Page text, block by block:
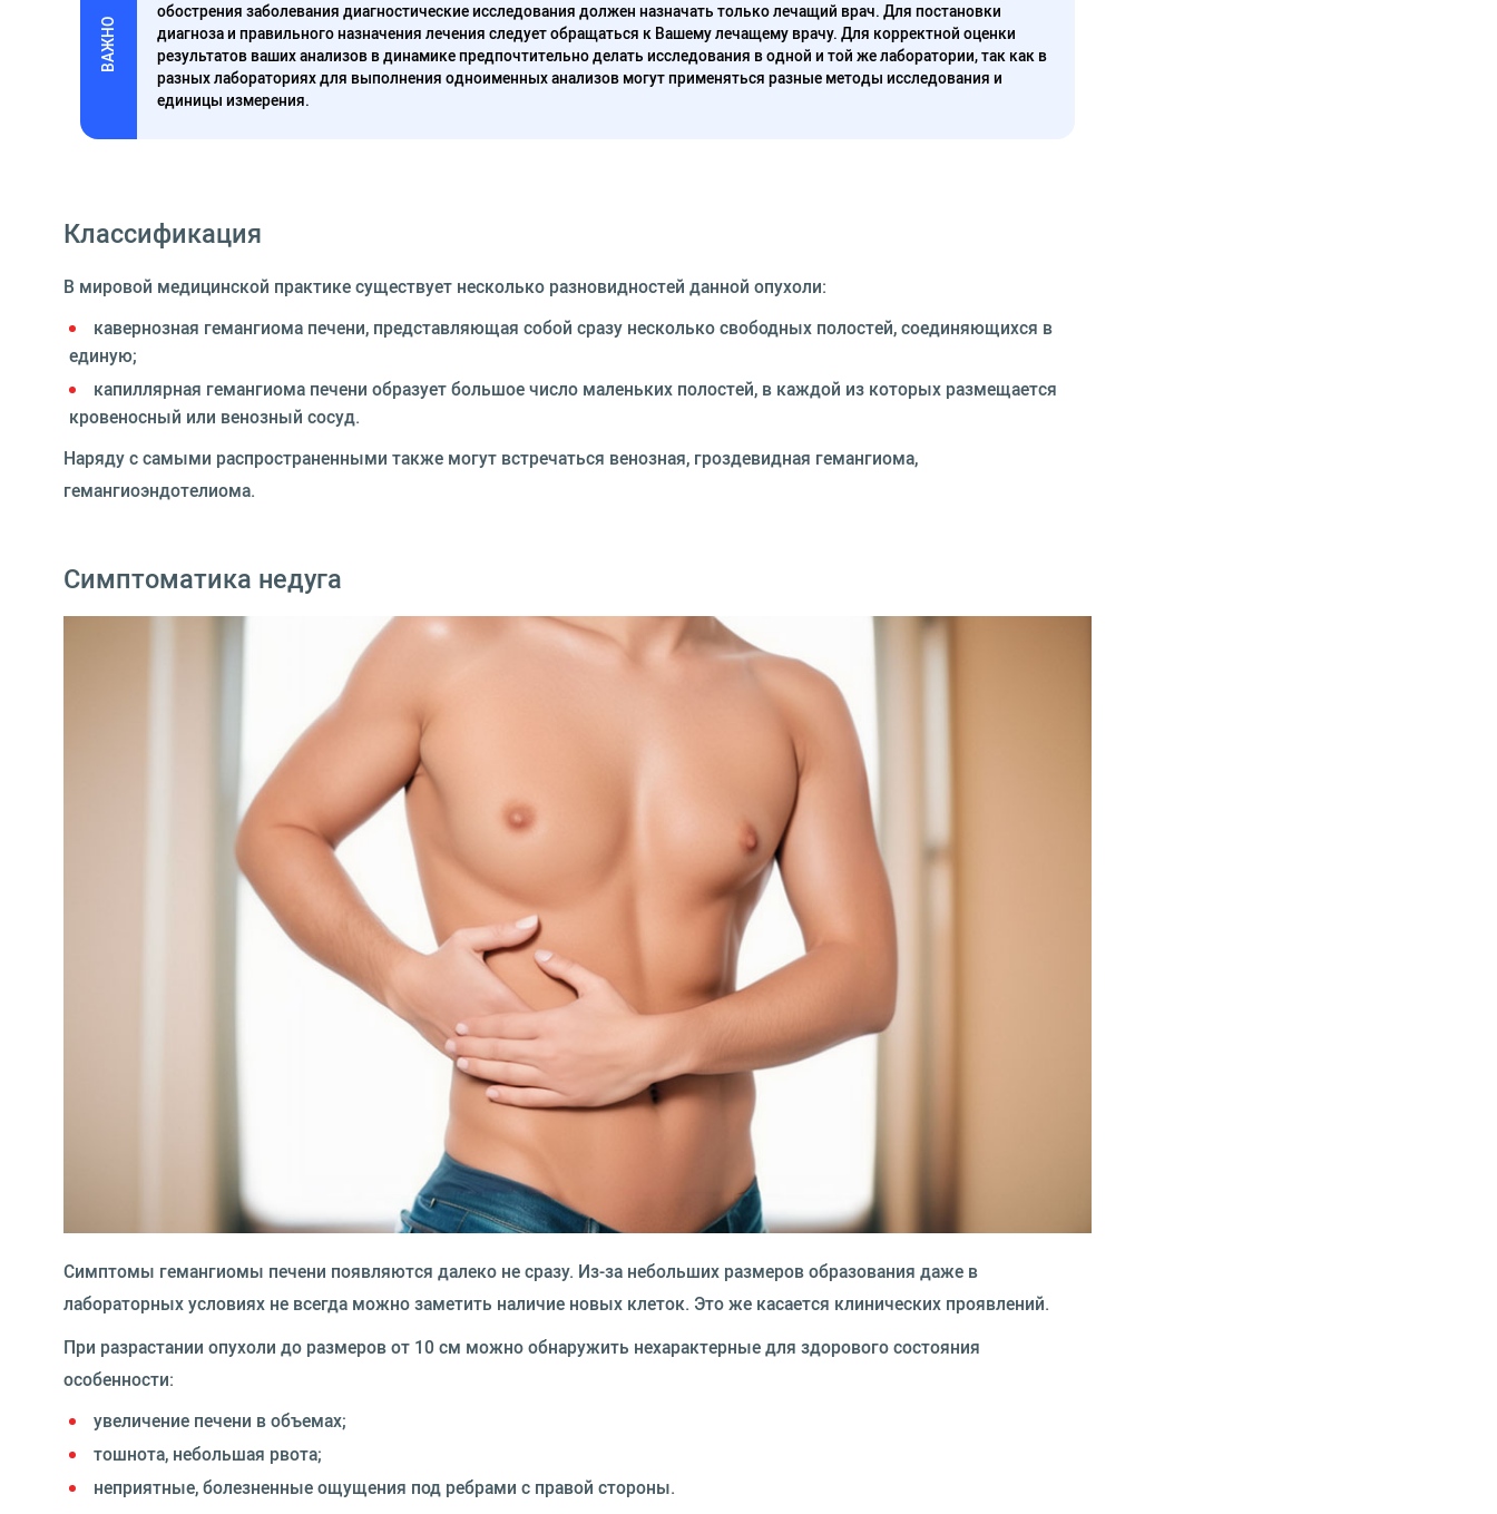
ВАЖНО
обострения заболевания диагностические исследования должен назначать только лечащий врач. Для постановки
диагноза и правильного назначения лечения следует обращаться к Вашему лечащему врачу. Для корректной оценки
результатов ваших анализов в динамике предпочтительно делать исследования в одной и той же лаборатории, так как в
разных лабораториях для выполнения одноименных анализов могут применяться разные методы исследования и
единицы измерения.
Классификация
В мировой медицинской практике существует несколько разновидностей данной опухоли:
кавернозная гемангиома печени, представляющая собой сразу несколько свободных полостей, соединяющихся в
единую;
капиллярная гемангиома печени образует большое число маленьких полостей, в каждой из которых размещается
кровеносный или венозный сосуд.
Наряду с самыми распространенными также могут встречаться венозная, гроздевидная гемангиома,
гемангиоэндотелиома.
Симптоматика недуга
Симптомы гемангиомы печени появляются далеко не сразу. Из-за небольших размеров образования даже в
лабораторных условиях не всегда можно заметить наличие новых клеток. Это же касается клинических проявлений.
При разрастании опухоли до размеров от 10 см можно обнаружить нехарактерные для здорового состояния
особенности:
увеличение печени в объемах;
тошнота, небольшая рвота;
неприятные, болезненные ощущения под ребрами с правой стороны.